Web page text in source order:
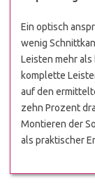
Ein optisch
wenig
Leisten mehr
komplette
auf den
zehn Prozent
Montieren der
als praktischer